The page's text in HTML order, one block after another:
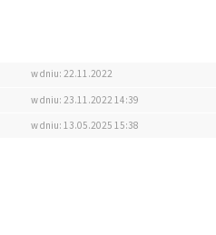
w dniu: 22.11.2022
w dniu: 23.11.2022 14:39
w dniu: 13.05.2025 15:38